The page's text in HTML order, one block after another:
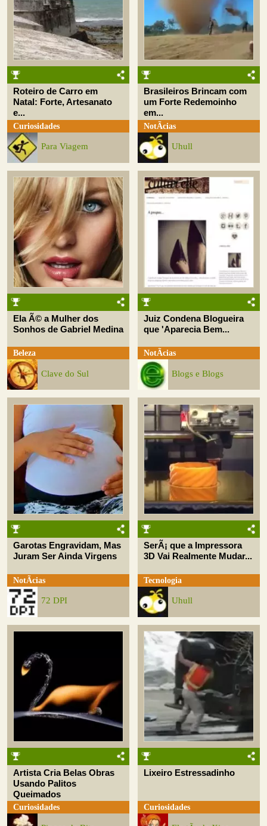
Roteiro de Carro em
Natal: Forte, Artesanato
e...
Curiosidades
Para Viagem
Brasileiros Brincam com
um Forte Redemoinho
em...
NotÃ­cias
Uhull
Ela Ã© a Mulher dos
Sonhos de Gabriel Medina
Beleza
Clave do Sul
Juiz Condena Blogueira
que 'Aparecia Bem...
NotÃ­cias
Blogs e Blogs
Garotas Engravidam, Mas
Juram Ser Ainda Virgens
NotÃ­cias
72 DPI
SerÃ¡ que a Impressora
3D Vai Realmente Mudar...
Tecnologia
Uhull
Artista Cria Belas Obras
Usando Palitos
Queimados
Curiosidades
Lixeiro Estressadinho
Curiosidades